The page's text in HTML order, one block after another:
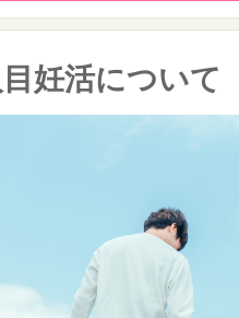
妊活について